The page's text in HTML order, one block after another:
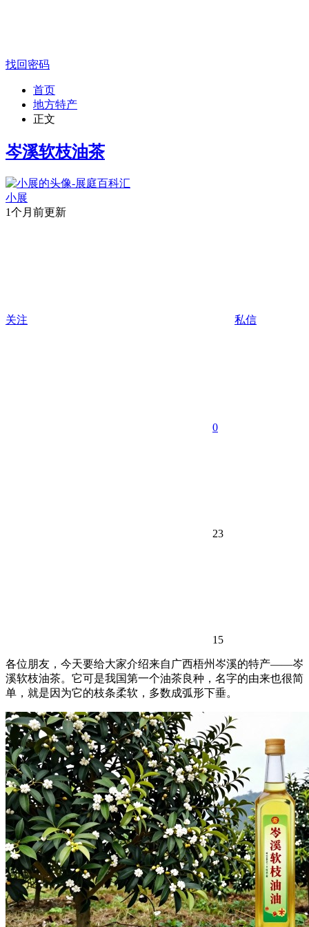
找回密码
首页
地方特产
正文
岑溪软枝油茶
小展
1个月前更新
关注 私信
0
23
15
各位朋友，今天要给大家介绍来自广西梧州岑溪的特产——岑
溪软枝油茶。它可是我国第一个油茶良种，名字的由来也很简
单，就是因为它的枝条柔软，多数成弧形下垂。